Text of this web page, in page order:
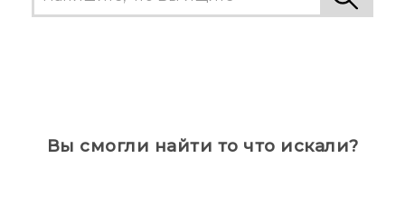
Вы смогли найти то что искали?